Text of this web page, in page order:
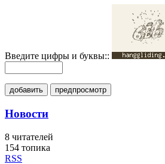
Введите цифры и буквы::
добавить предпросмотр
Новости
8 читателей
154 топика
RSS